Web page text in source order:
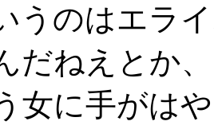
うのはエラ
だねえとか
女に手がは